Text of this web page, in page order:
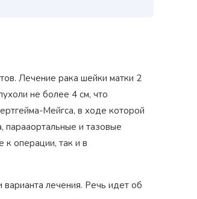
Лечение рака шейки матки 2
не более 4 см, что
Мейгса, в ходе которой
парааортальные и тазовые
к операции, так и в
лечения. Речь идет об